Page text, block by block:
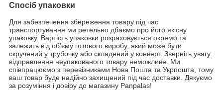
Спосіб упаковки
Для забезпечення збереження товару під час
транспортування ми ретельно дбаємо про його якісну
упаковку. Вартість упаковки розраховується окремо та
залежить від об’єму готового виробу, який може бути
скручений у трубочку або складений у конверт. Зверніть увагу:
відправлення неупакованого товару неможливе. Ми
співпрацюємо з перевізниками Нова Пошта та Укрпошта, тому
ваш товар буде надійно захищений під час доставки. Дякуємо
за розуміння і довіру до магазину Panpalas!